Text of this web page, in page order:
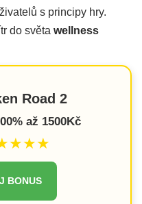
s principy hry.
do světa wellness
Road 2
až 1500Kč
BONUS